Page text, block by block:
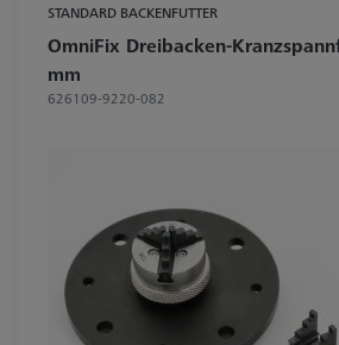
STANDARD BACKENFUTTER
OmniFix Dreibacken-
mm
626109-9220-082